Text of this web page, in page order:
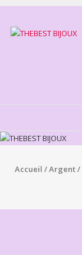
Aller
contenu
Accueil /Argent/